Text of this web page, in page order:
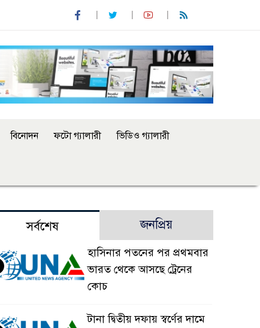
বিনোদন ফটো গ্যালারী ভিডিও গ্যালারী
সর্বশেষ জনপ্রিয়
হাসিনার পতনের পর প্রথমবার
ভারত থেকে আসছে ট্রেনের
কোচ
টানা দ্বিতীয় দফায় স্বর্ণের দামে